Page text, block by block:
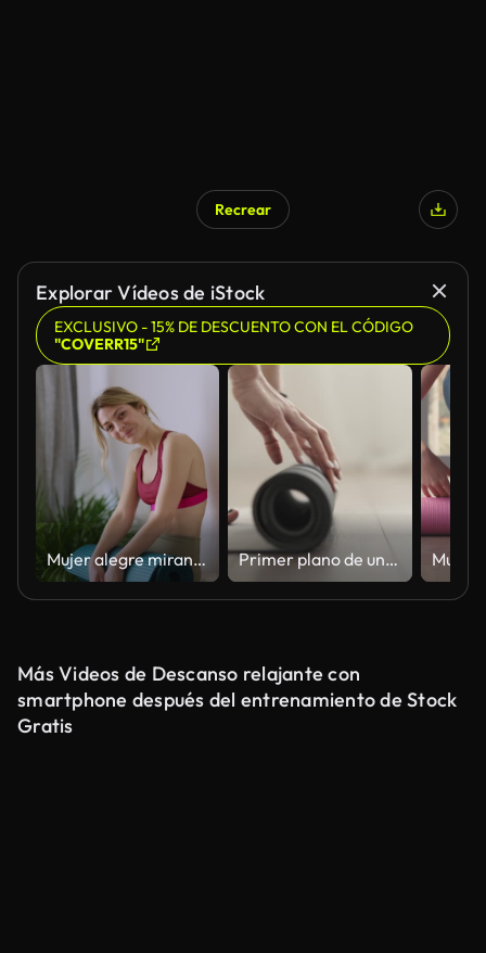
Recrear
Explorar Vídeos de iStock
EXCLUSIVO - 15% DE DESCUENTO CON EL CÓDIGO
"COVERR15"
Mujer alegre mirando la cámara y sosteniendo la estera de ejercicios Primer plano de una mujer caucásica adulta joven desenrollando la esterilla de yoga antes de la práctica de yoga en casa.
Más Videos de Descanso relajante con
smartphone después del entrenamiento de Stock
Gratis